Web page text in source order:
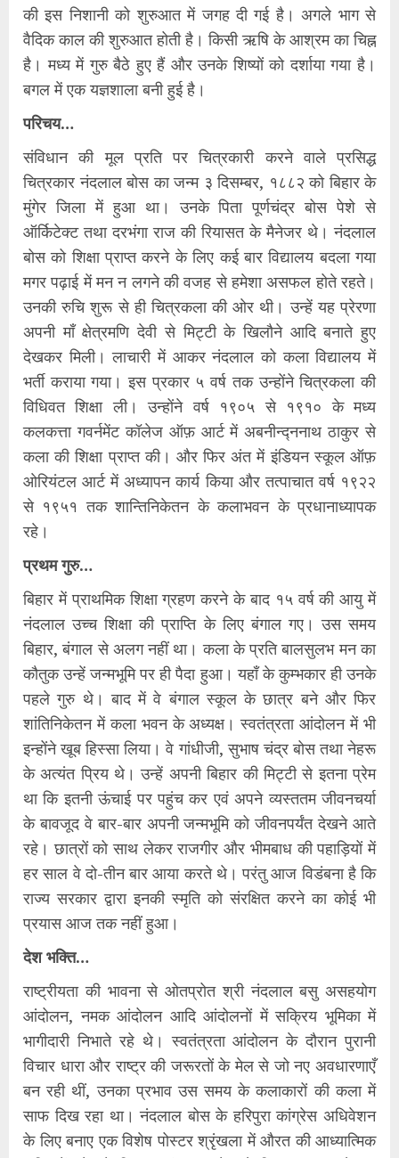
की इस निशानी को शुरुआत में जगह दी गई है। अगले भाग से
वैदिक काल की शुरुआत होती है। किसी ऋषि के आश्रम का चिह्न
है। मध्य में गुरु बैठे हुए हैं और उनके शिष्यों को दर्शाया गया है।
बगल में एक यज्ञशाला बनी हुई है।
परिचय…
संविधान की मूल प्रति पर चित्रकारी करने वाले प्रसिद्ध
चित्रकार नंदलाल बोस का जन्म ३ दिसम्बर, १८८२ को बिहार के
मुंगेर जिला में हुआ था। उनके पिता पूर्णचंद्र बोस पेशे से
ऑर्किटेक्ट तथा दरभंगा राज की रियासत के मैनेजर थे। नंदलाल
बोस को शिक्षा प्राप्त करने के लिए कई बार विद्यालय बदला गया
मगर पढ़ाई में मन न लगने की वजह से हमेशा असफल होते रहते।
उनकी रुचि शुरू से ही चित्रकला की ओर थी। उन्हें यह प्रेरणा
अपनी माँ क्षेत्रमणि देवी से मिट्टी के खिलौने आदि बनाते हुए
देखकर मिली। लाचारी में आकर नंदलाल को कला विद्यालय में
भर्ती कराया गया। इस प्रकार ५ वर्ष तक उन्होंने चित्रकला की
विधिवत शिक्षा ली। उन्होंने वर्ष १९०५ से १९१० के मध्य
कलकत्ता गवर्नमेंट कॉलेज ऑफ़ आर्ट में अबनीन्द्ननाथ ठाकुर से
कला की शिक्षा प्राप्त की। और फिर अंत में इंडियन स्कूल ऑफ़
ओरियंटल आर्ट में अध्यापन कार्य किया और तत्पाचात वर्ष १९२२
से १९५१ तक शान्तिनिकेतन के कलाभवन के प्रधानाध्यापक
रहे।
प्रथम गुरु…
बिहार में प्राथमिक शिक्षा ग्रहण करने के बाद १५ वर्ष की आयु में
नंदलाल उच्च शिक्षा की प्राप्ति के लिए बंगाल गए। उस समय
बिहार, बंगाल से अलग नहीं था। कला के प्रति बालसुलभ मन का
कौतुक उन्हें जन्मभूमि पर ही पैदा हुआ। यहाँ के कुम्भकार ही उनके
पहले गुरु थे। बाद में वे बंगाल स्कूल के छात्र बने और फिर
शांतिनिकेतन में कला भवन के अध्यक्ष। स्वतंत्रता आंदोलन में भी
इन्होंने खूब हिस्सा लिया। वे गांधीजी, सुभाष चंद्र बोस तथा नेहरू
के अत्यंत प्रिय थे। उन्हें अपनी बिहार की मिट्टी से इतना प्रेम
था कि इतनी ऊंचाई पर पहुंच कर एवं अपने व्यस्ततम जीवनचर्या
के बावजूद वे बार-बार अपनी जन्मभूमि को जीवनपर्यंत देखने आते
रहे। छात्रों को साथ लेकर राजगीर और भीमबाध की पहाड़ियों में
हर साल वे दो-तीन बार आया करते थे। परंतु आज विडंबना है कि
राज्य सरकार द्वारा इनकी स्मृति को संरक्षित करने का कोई भी
प्रयास आज तक नहीं हुआ।
देश भक्ति…
राष्ट्रीयता की भावना से ओतप्रोत श्री नंदलाल बसु असहयोग
आंदोलन, नमक आंदोलन आदि आंदोलनों में सक्रिय भूमिका में
भागीदारी निभाते रहे थे। स्वतंत्रता आंदोलन के दौरान पुरानी
विचार धारा और राष्ट्र की जरूरतों के मेल से जो नए अवधारणाएँ
बन रही थीं, उनका प्रभाव उस समय के कलाकारों की कला में
साफ दिख रहा था। नंदलाल बोस के हरिपुरा कांग्रेस अधिवेशन
के लिए बनाए एक विशेष पोस्टर श्रृंखला में औरत की आध्यात्मिक